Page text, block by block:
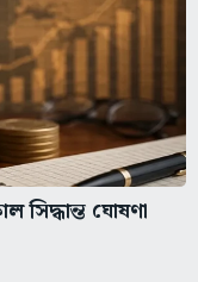
সিদ্ধান্ত ঘোষণা